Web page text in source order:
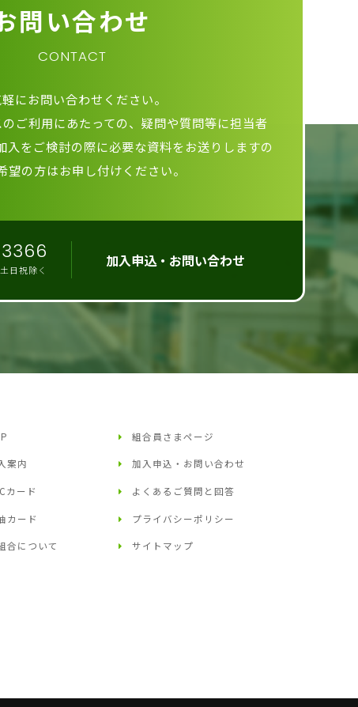
問い合わせ
CONTACT
にお問い合わせください。
ご利用にあたっての、疑問や質問等に担当者
入をご検討の際に必要な資料をお送りしますの
望の方はお申し付けください。
日祝除く
加入申込・お問い合わせ
案内
カード
カード
合について
組合員さまページ
加入申込・お問い合わせ
よくあるご質問と回答
プライバシーポリシー
サイトマップ